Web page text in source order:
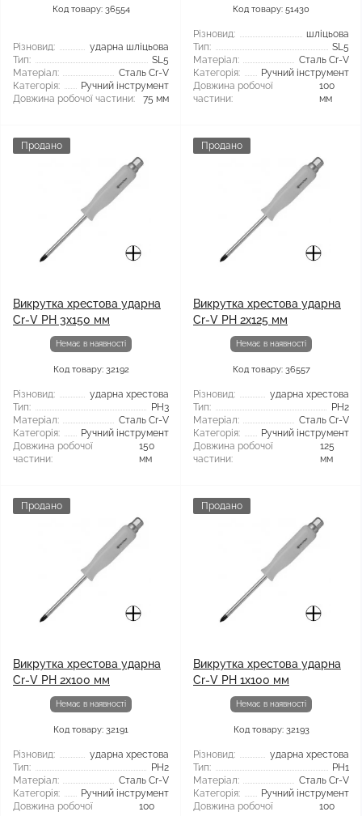
Код товару: 36554
Різновид:
ударна шліцьова
Тип:
SL5
Матеріал:
Сталь Cr-V
Категорія:
Ручний інструмент
Довжина робочої частини:
75 мм
Код товару: 51430
Різновид:
шліцьова
Тип:
SL5
Матеріал:
Сталь Cr-V
Категорія:
Ручний інструмент
Довжина робочої
частини:
100
мм
Продано
Викрутка хрестова ударна
Cr-V PH 3х150 мм
Немає в наявності
Код товару: 32192
Різновид:
ударна хрестова
Тип:
PH3
Матеріал:
Сталь Cr-V
Категорія:
Ручний інструмент
Довжина робочої
частини:
150
мм
Продано
Викрутка хрестова ударна
Cr-V PH 2x125 мм
Немає в наявності
Код товару: 36557
Різновид:
ударна хрестова
Тип:
PH2
Матеріал:
Сталь Cr-V
Категорія:
Ручний інструмент
Довжина робочої
частини:
125
мм
Продано
Викрутка хрестова ударна
Cr-V PH 2x100 мм
Немає в наявності
Код товару: 32191
Різновид:
ударна хрестова
Тип:
PH2
Матеріал:
Сталь Cr-V
Категорія:
Ручний інструмент
Довжина робочої
100
Продано
Викрутка хрестова ударна
Cr-V PH 1x100 мм
Немає в наявності
Код товару: 32193
Різновид:
ударна хрестова
Тип:
PH1
Матеріал:
Сталь Cr-V
Категорія:
Ручний інструмент
Довжина робочої
100